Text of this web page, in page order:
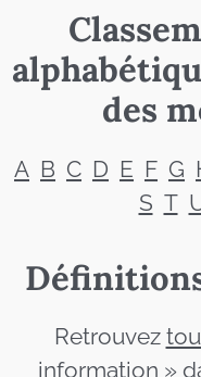
des
A B C D E F G
S T
Retrouvez
information »